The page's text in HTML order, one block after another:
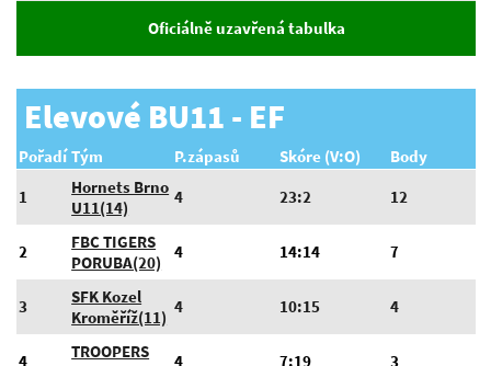
Oficiálně uzavřená tabulka
Elevové BU11 - EF
Pořadí Tým P.zápasů Skóre (V:O)
Body
1
Hornets Brno
U11(14)
4 23:2 12
2
FBC TIGERS
PORUBA(20)
4 14:14 7
3
SFK Kozel
Kroměříž(11)
4 10:15 4
4
TROOPERS
4 7:19 3